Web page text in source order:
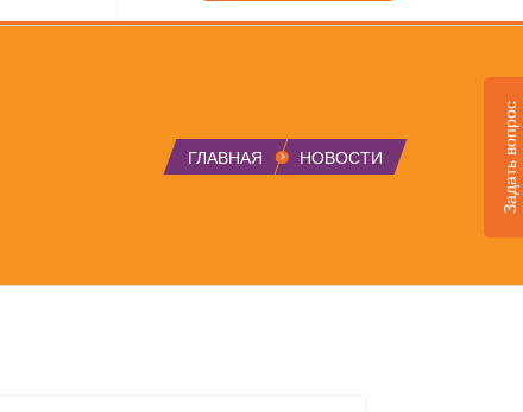
ГЛАВНАЯ НОВОСТИ Задать вопрос